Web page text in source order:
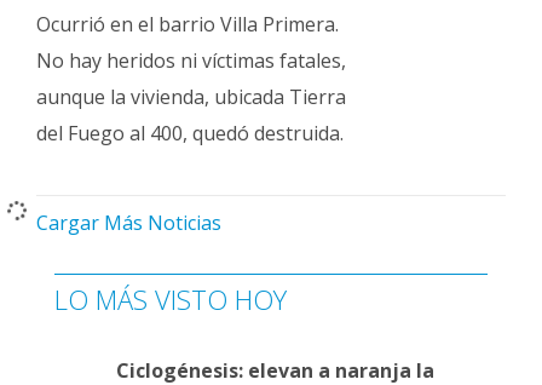
Ocurrió en el barrio Villa Primera.
No hay heridos ni víctimas fatales,
aunque la vivienda, ubicada Tierra
del Fuego al 400, quedó destruida.
Cargar Más Noticias
LO MÁS VISTO HOY
Ciclogénesis: elevan a naranja la